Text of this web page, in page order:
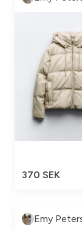
370 SEK